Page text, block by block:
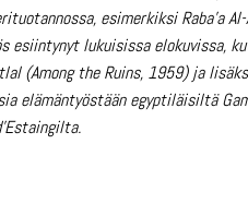
esimerkiksi Raba’a Al-
esiintynyt lukuisissa elokuvissa,
(Among the Ruins, 1959) ja
elämäntyöstään egyptiläisiltä